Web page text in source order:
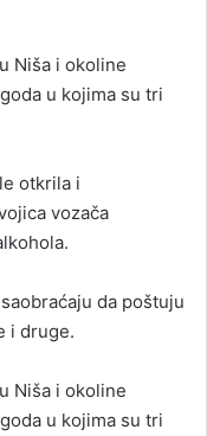
Niša i okoline
u kojima su tri
otkrila i
vozača
da poštuju
i druge.
Niša i okoline
u kojima su tri